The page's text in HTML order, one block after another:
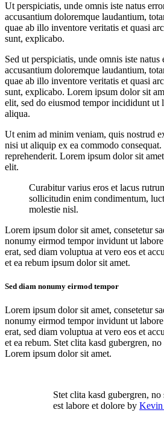
Ut perspiciatis, unde omnis iste natus
accusantium doloremque laudantium,
quae ab illo inventore veritatis et quasi
sunt, explicabo.
Sed ut perspiciatis, unde omnis iste
accusantium doloremque laudantium,
quae ab illo inventore veritatis et quasi
sunt, explicabo. Lorem ipsum dolor sit
elit, sed do eiusmod tempor incididunt ut
aliqua.
Ut enim ad minim veniam, quis nostrud
nisi ut aliquip ex ea commodo
reprehenderit. Lorem ipsum dolor sit
elit.
Curabitur varius eros et lacus
sollicitudin enim condimentum,
molestie nisl.
Lorem ipsum dolor sit amet, consetetur
nonumy eirmod tempor invidunt ut
erat, sed diam voluptua at vero eos et
et ea rebum ipsum dolor sit amet.
Sed diam nonumy eirmod tempor
Lorem ipsum dolor sit amet, consetetur
nonumy eirmod tempor invidunt ut
erat, sed diam voluptua at vero eos et
et ea rebum. Stet clita kasd gubergren, no
Lorem ipsum dolor sit amet.
Stet clita kasd gubergren, no
est labore et dolore by Kevin